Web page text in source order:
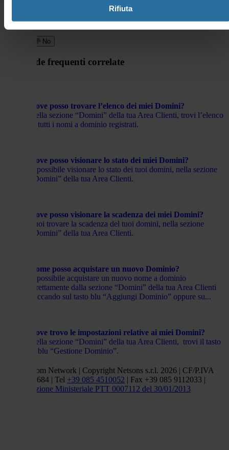
Rifiuta
0 Utenti hanno trovato questa risposta utile
utile questa
risposta?
No
Domande frequenti correlate
Dove posso trovare l’elenco dei miei Domini?
Nella sezione “Domini” della tua Area Clienti, trovi l’elenco
di tutti i nomi a dominio registrati.
Dove posso visionare lo stato dei miei Domini?
È possibile visionare lo stato dei tuoi domini, nella sezione
“Domini” della tua Area Clienti.
Dove posso visionare la scadenza dei miei Domini?
Puoi trovare la scadenza del tuoi domini, nella sezione
“Domini” della tua Area Clienti.
Come posso acquistare un nuovo Dominio?
È possibile acquistare un nuovo nome a dominio
direttamente dalla sezione “Domini” della tua Area Clienti
cliccando sul tasto blu “Aggiungi Dominio” oppure su...
Dove trovo le impostazioni relative ai miei Domini?
Nella sezione “Domini” della tua Area Clienti, trovi il tasto
in blu “Gestione Dominio”.
Netsons.com Network | Copyright Netsons s.r.l. 2026 | CF/P.IVA
01838660684 | Tel +39 085 4510052 | Fax +39 085 9112033 |
Autorizzazione Ministeriale PTT 0007112 del 30/01/2013